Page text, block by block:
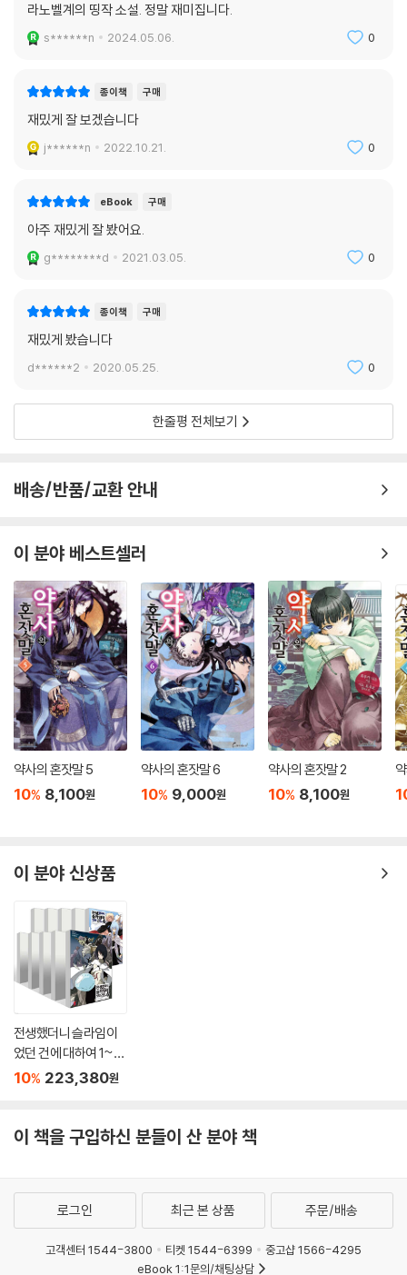
라노벨계의 띵작 소설. 정말 재미집니다.
s******n 2024.05.06. 0
종이책 구매
재밌게 잘 보겠습니다
j******n 2022.10.21. 0
eBook 구매
아주 재밌게 잘 봤어요.
g********d 2021.03.05. 0
종이책 구매
재밌게 봤습니다
d******2 2020.05.25. 0
한줄평 전체보기
배송/반품/교환 안내
이 분야 베스트셀러
약사의 혼잣말 5
10% 8,100원
약사의 혼잣말 6
10% 9,000원
약사의 혼잣말 2
10% 8,100원
이 분야 신상품
전생했더니 슬라임이
었던 건에 대하여 1~2
3권 세트
10% 223,380원
이 책을 구입하신 분들이 산 분야 책
로그인 최근 본 상품 주문/배송
고객센터 1544-3800 티켓 1544-6399
중고샵 1566-4295
eBook 1:1문의/채팅상담